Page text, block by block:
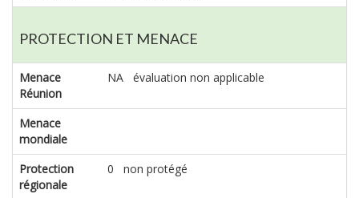
PROTECTION ET MENACE
Menace
Réunion
NA évaluation non applicable
Menace
mondiale
Protection
régionale
0 non protégé